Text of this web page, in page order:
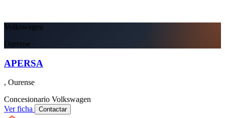
Volkswagen
Ourense
APERSA
, Ourense
Concesionario Volkswagen
Ver ficha
Contactar